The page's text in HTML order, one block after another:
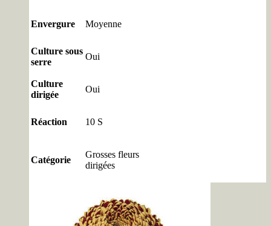
Envergure Moyenne
Culture sous
serre
Oui
Culture
dirigée
Oui
Réaction 10 S
Catégorie
Grosses fleurs
dirigées